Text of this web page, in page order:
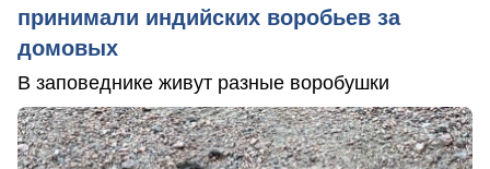
принимали индийских воробьев за
домовых
В заповеднике живут разные воробушки